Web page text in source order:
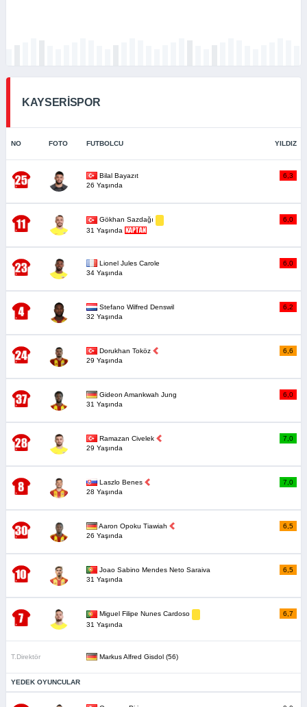
KAYSERİSPOR
NO FOTO FUTBOLCU YILDIZ
Bilal Bayazıt
26 Yaşında
6,3
Gökhan Sazdağı
31 Yaşında
6,0
Lionel Jules Carole
34 Yaşında
6,0
Stefano Wilfred Denswil
32 Yaşında
6,2
Dorukhan Toköz
29 Yaşında
6,6
Gideon Amankwah Jung
31 Yaşında
6,0
Ramazan Civelek
29 Yaşında
7,0
Laszlo Benes
28 Yaşında
7,0
Aaron Opoku Tiawiah
26 Yaşında
6,5
Joao Sabino Mendes Neto Saraiva
31 Yaşında
6,5
Miguel Filipe Nunes Cardoso
31 Yaşında
6,7
T.Direktör Markus Alfred Gisdol (56)
YEDEK OYUNCULAR